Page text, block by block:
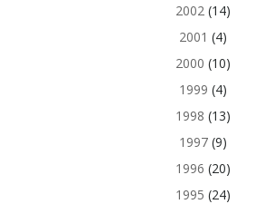
2002(14)
2001 (4)
2000 (10)
1999 (4)
1998 (13)
1997(9)
1996 (20)
1995 (24)